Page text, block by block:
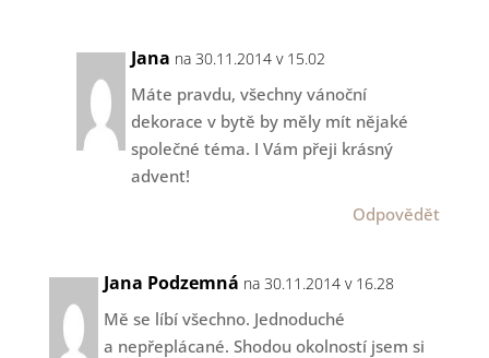
Jana na 30.11.2014 v 15.02
Máte pravdu, všechny vánoční
dekorace v bytě by měly mít nějaké
společné téma. I Vám přeji krásný
advent!
Odpovědět
Jana Podzemná na 30.11.2014 v 16.28
Mě se líbí všechno. Jednoduché
a nepřeplácané. Shodou okolností jsem si